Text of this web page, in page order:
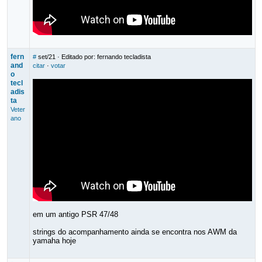
fern
and
o
tecl
adis
ta
Veter
ano
# set/21 · Editado por: fernando tecladista
citar· votar
em um antigo PSR 47/48
strings do acompanhamento ainda se encontra nos AWM da
yamaha hoje